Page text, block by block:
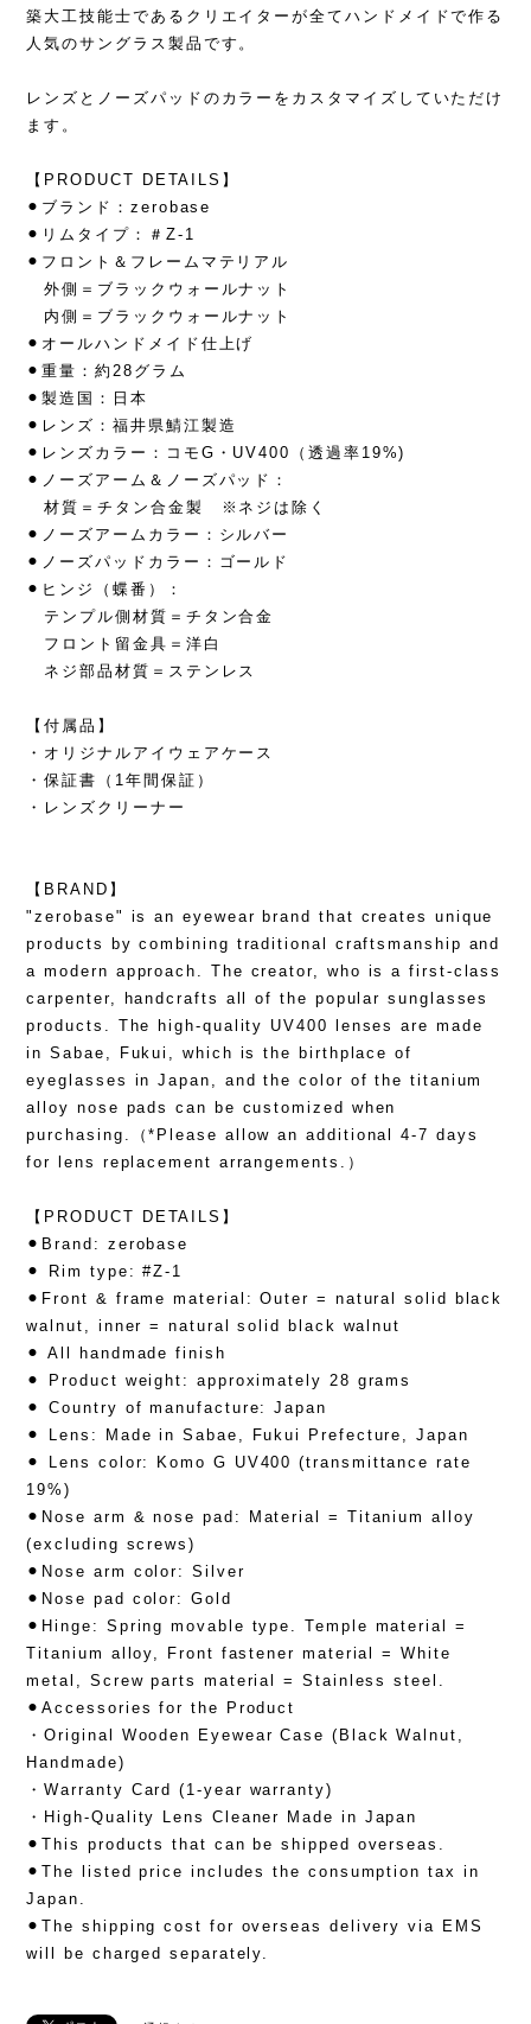
築大工技能士であるクリエイターが全てハンドメイドで作る
人気のサングラス製品です。
レンズとノーズパッドのカラーをカスタマイズしていただけ
ます。
【PRODUCT DETAILS】
⚫︎ブランド：zerobase
⚫︎リムタイプ：＃Z-1
⚫︎フロント＆フレームマテリアル
外側＝ブラックウォールナット
内側＝ブラックウォールナット
⚫︎オールハンドメイド仕上げ
⚫︎重量：約28グラム
⚫︎製造国：日本
⚫︎レンズ：福井県鯖江製造
⚫︎レンズカラー：コモG・UV400（透過率19%)
⚫︎ノーズアーム＆ノーズパッド：
材質＝チタン合金製 ※ネジは除く
⚫︎ノーズアームカラー：シルバー
⚫︎ノーズパッドカラー：ゴールド
⚫︎ヒンジ（蝶番）：
テンプル側材質＝チタン合金
フロント留金具＝洋白
ネジ部品材質＝ステンレス
【付属品】
・オリジナルアイウェアケース
・保証書（1年間保証）
・レンズクリーナー
【BRAND】
"zerobase" is an eyewear brand that creates unique
products by combining traditional craftsmanship and
a modern approach. The creator, who is a first-class
carpenter, handcrafts all of the popular sunglasses
products. The high-quality UV400 lenses are made
in Sabae, Fukui, which is the birthplace of
eyeglasses in Japan, and the color of the titanium
alloy nose pads can be customized when
purchasing.（*Please allow an additional 4-7 days
for lens replacement arrangements.）
【PRODUCT DETAILS】
⚫︎Brand: zerobase
⚫︎ Rim type: #Z-1
⚫︎Front & frame material: Outer = natural solid black
walnut, inner = natural solid black walnut
⚫︎ All handmade finish
⚫︎ Product weight: approximately 28 grams
⚫︎ Country of manufacture: Japan
⚫︎ Lens: Made in Sabae, Fukui Prefecture, Japan
⚫︎ Lens color: Komo G UV400 (transmittance rate
19%)
⚫︎Nose arm & nose pad: Material = Titanium alloy
(excluding screws)
⚫︎Nose arm color: Silver
⚫︎Nose pad color: Gold
⚫︎Hinge: Spring movable type. Temple material =
Titanium alloy, Front fastener material = White
metal, Screw parts material = Stainless steel.
⚫︎Accessories for the Product
・Original Wooden Eyewear Case (Black Walnut,
Handmade)
・Warranty Card (1-year warranty)
・High-Quality Lens Cleaner Made in Japan
⚫︎This products that can be shipped overseas.
⚫︎The listed price includes the consumption tax in
Japan.
⚫︎The shipping cost for overseas delivery via EMS
will be charged separately.